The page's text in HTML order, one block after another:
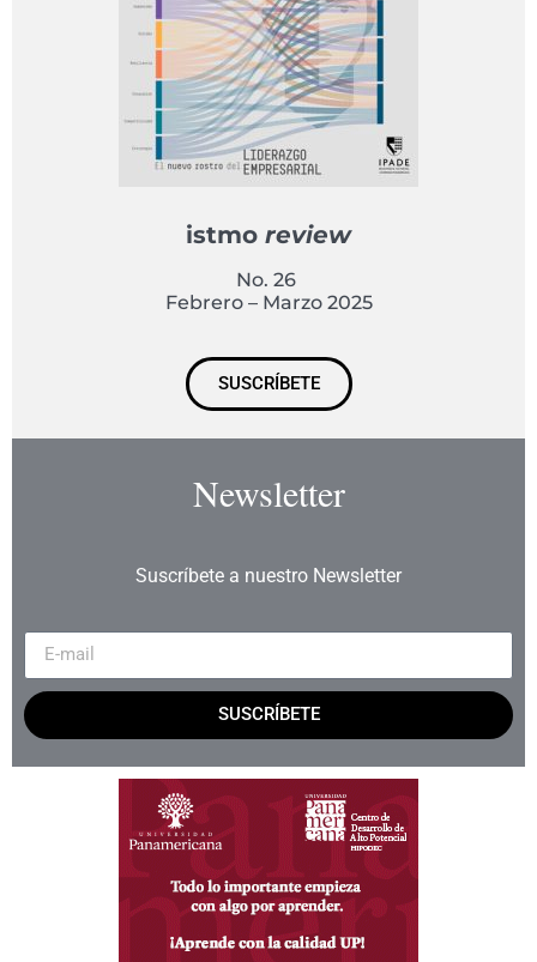
istmo review
No. 26
Febrero – Marzo 2025
SUSCRÍBETE
Newsletter
Suscríbete a nuestro Newsletter
SUSCRÍBETE